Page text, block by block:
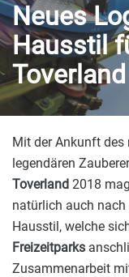
Neues
Hausstil
Toverland
Mit der Ankunft des
legendären
Toverland 2018
natürlich auch nach
Hausstil, welche
Freizeitparks
Zusammenarbeit